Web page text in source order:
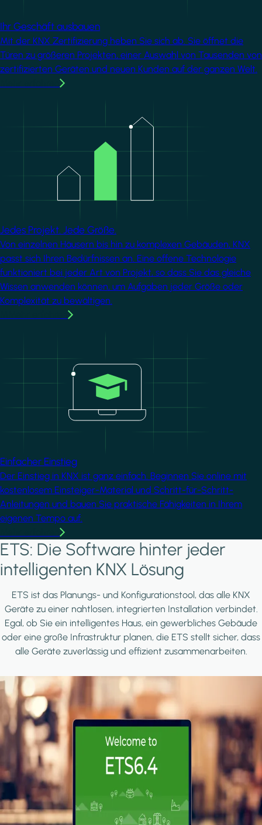
Ihr Geschäft ausbauen
Mit der KNX Zertifizierung heben Sie sich ab. Sie öffnet die
Türen zu größeren Projekten, einer Auswahl von Tausenden von
zertifizierten Geräten und neuen Kunden auf der ganzen Welt.
Jedes Projekt. Jede Größe.
Von einzelnen Häusern bis hin zu komplexen Gebäuden, KNX
passt sich Ihren Bedürfnissen an. Eine offene Technologie
funktioniert bei jeder Art von Projekt, so dass Sie das gleiche
Wissen anwenden können, um Aufgaben jeder Größe oder
Komplexität zu bewältigen.
Einfacher Einstieg
Der Einstieg in KNX ist ganz einfach. Beginnen Sie online mit
kostenlosem Einsteiger-Material und Schritt-für-Schritt-
Anleitungen und bauen Sie praktische Fähigkeiten in Ihrem
eigenen Tempo auf.
ETS: Die Software hinter jeder
intelligenten KNX Lösung
ETS ist das Planungs- und Konfigurationstool, das alle KNX
Geräte zu einer nahtlosen, integrierten Installation verbindet.
Egal, ob Sie ein intelligentes Haus, ein gewerbliches Gebäude
oder eine große Infrastruktur planen, die ETS stellt sicher, dass
alle Geräte zuverlässig und effizient zusammenarbeiten.
Image